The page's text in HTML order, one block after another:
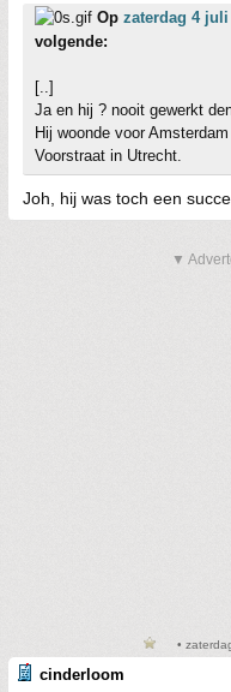
Op zaterdag 4 juli
volgende:
[..]
Ja en hij ? nooit gewerkt
Hij woonde voor
Voorstraat in Utrecht.
Joh, hij was toch een
▼
•
cinderloom